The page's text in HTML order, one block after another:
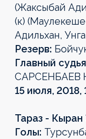
OLIMPBET
ЛИГА
1XBET
ЛИГА
OLIMPBET
Жаңалықтар
ЕКІНШІ
Жаңалықтар
OLIMPBET
Жаңалықтар
ӘЙЕЛДЕР
Жаңалықтар
ӘЙЕЛДЕР
Жаңалықтар
1ХВЕТ
КУБОГЫ
Басшылық
(Жаксыбай
(к)
Адильхан,
Резерв:
Главный
САРСЕНБАЕВ
15 июля,
Тараз - Кыран
Голы: